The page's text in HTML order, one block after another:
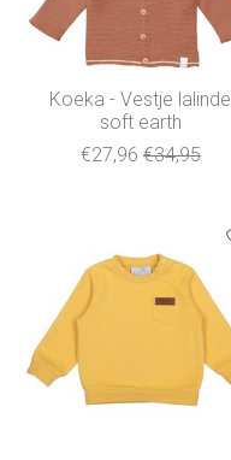
Koeka - Vestje lalinde
soft earth
€27,96 €34,95